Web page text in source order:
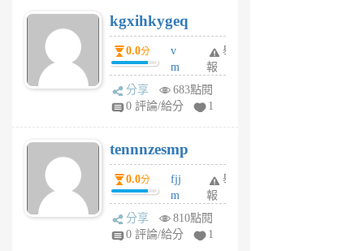
6
個
月
前
kgxihkygeq
0.0分
v
m
sg
sr
6
個
月
前
舉
報
分享
683點閱
0 評論/給分
1
tennnzesmp
0.0分
fjj
m
w
rs
舉
報
分享
810點閱
0 評論/給分
1